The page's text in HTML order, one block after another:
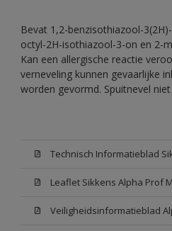
Bevat 1,2-benzisothiazool-
octyl-2H-isothiazool-3-on en 2-
Kan een allergische reactie
verneveling kunnen gevaarlijke
worden gevormd. Spuitnevel
Leaflet Sikkens Alpha Prof